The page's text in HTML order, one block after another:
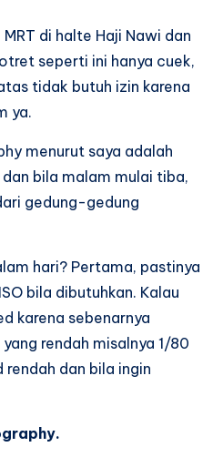
di halte Haji Nawi dan
seperti ini hanya cuek,
tidak butuh izin karena
ya.
menurut saya adalah
bila malam mulai tiba,
gedung-gedung
hari? Pertama, pastinya
bila dibutuhkan. Kalau
karena sebenarnya
rendah misalnya 1/80
rendah dan bila ingin